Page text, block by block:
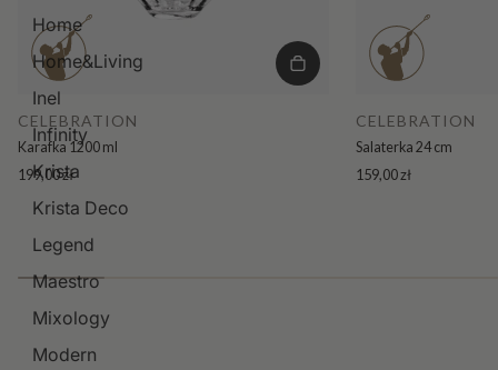
Home
Home&Living
Inel
Infinity
Krista
Krista Deco
Legend
Maestro
Mixology
Modern
CELEBRATION
Karafka 1200 ml
199,00 zł
CELEBRATION
Salaterka 24 cm
159,00 zł